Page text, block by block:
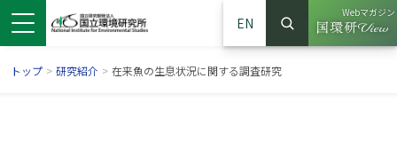
EN
サイト内検索
検索
Webマガジン
（別ウイ
トップ > 研究紹介 > 在来魚の生息状況に関する調査研究